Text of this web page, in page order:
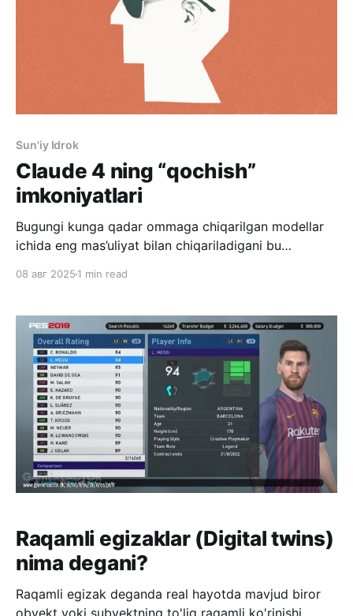
Sun'iy Idrok
Claude 4 ning “qochish”
imkoniyatlari
Bugungi kunga qadar ommaga chiqarilgan modellar
ichida eng mas’uliyat bilan chiqariladigani bu
o’tkzib chiqarishni odat qilgan. Modellar yangi
“tandirdan chiqqanda”, ya’ni o’qitib bo’lingandan
keyin, savollarga javob berishga
08 авг 2025 1 min read
Raqamli egizaklar (Digital twins)
nima degani?
Raqamli egizak deganda real hayotda mavjud biror
obyekt yoki subyektning to'liq raqamli ko'rinishi